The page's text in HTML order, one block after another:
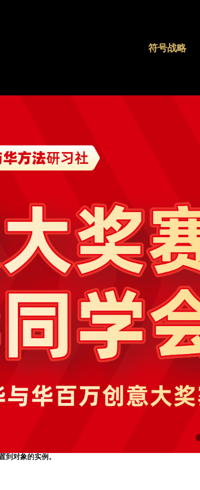
符号战略
到对象的实例。
到对象的实例。